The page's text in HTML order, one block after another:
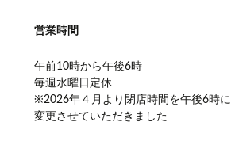
営業時間
午前10時から午後6時
毎週水曜日定休
※2026年４月より閉店時間を午後6時に
変更させていただきました